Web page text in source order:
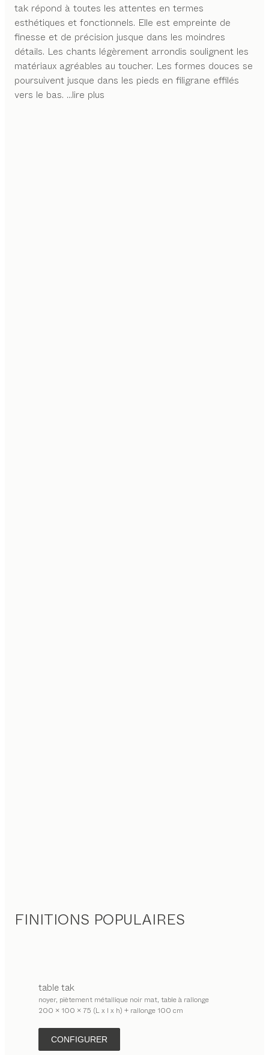
tak répond à toutes les attentes en termes
esthétiques et fonctionnels. Elle est empreinte de
finesse et de précision jusque dans les moindres
détails. Les chants légèrement arrondis soulignent les
matériaux agréables au toucher. Les formes douces se
poursuivent jusque dans les pieds en filigrane effilés
vers le bas. ...lire plus
FINITIONS POPULAIRES
tabletak
noyer, piètement métallique noir mat, table à rallonge
200 x 100 x 75 (L x l x h) + rallonge 100 cm
CONFIGURER